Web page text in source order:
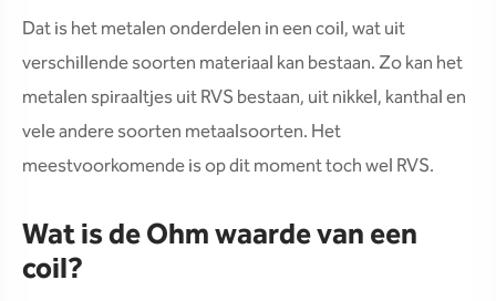
Dat is het metalen onderdelen in een coil, wat uit
verschillende soorten materiaal kan bestaan. Zo kan het
metalen spiraaltjes uit RVS bestaan, uit nikkel, kanthal en
vele andere soorten metaalsoorten. Het
meestvoorkomende is op dit moment toch wel RVS.
Wat is de Ohm waarde van een
coil?